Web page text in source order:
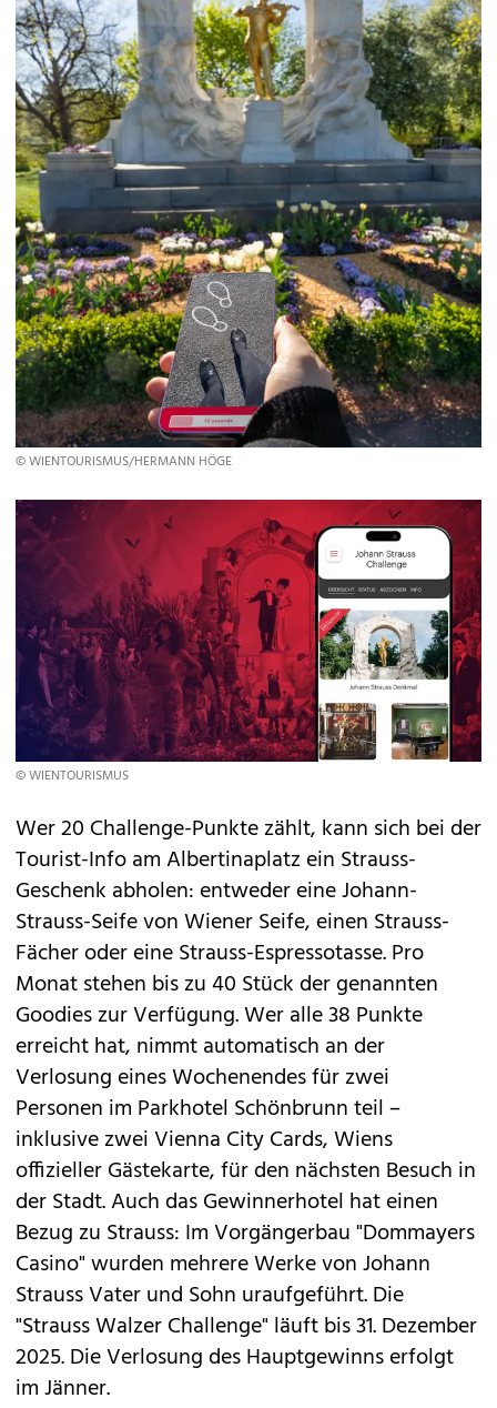
© WIENTOURISMUS/HERMANN HÖGE
© WIENTOURISMUS
Wer 20 Challenge-Punkte zählt, kann sich bei der
Tourist-Info am Albertinaplatz ein Strauss-
Geschenk abholen: entweder eine Johann-
Strauss-Seife von Wiener Seife, einen Strauss-
Fächer oder eine Strauss-Espressotasse. Pro
Monat stehen bis zu 40 Stück der genannten
Goodies zur Verfügung. Wer alle 38 Punkte
erreicht hat, nimmt automatisch an der
Verlosung eines Wochenendes für zwei
Personen im Parkhotel Schönbrunn teil –
inklusive zwei Vienna City Cards, Wiens
offizieller Gästekarte, für den nächsten Besuch in
der Stadt. Auch das Gewinnerhotel hat einen
Bezug zu Strauss: Im Vorgängerbau "Dommayers
Casino" wurden mehrere Werke von Johann
Strauss Vater und Sohn uraufgeführt. Die
"Strauss Walzer Challenge" läuft bis 31. Dezember
2025. Die Verlosung des Hauptgewinns erfolgt
im Jänner.